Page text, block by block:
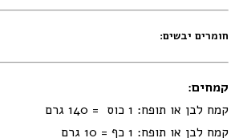
חומרים יבשים:
קמחים:
קמח לבן או תופח: 1 כוס = 140 גרם
קמח לבן או תופח: 1 כף = 10 גרם